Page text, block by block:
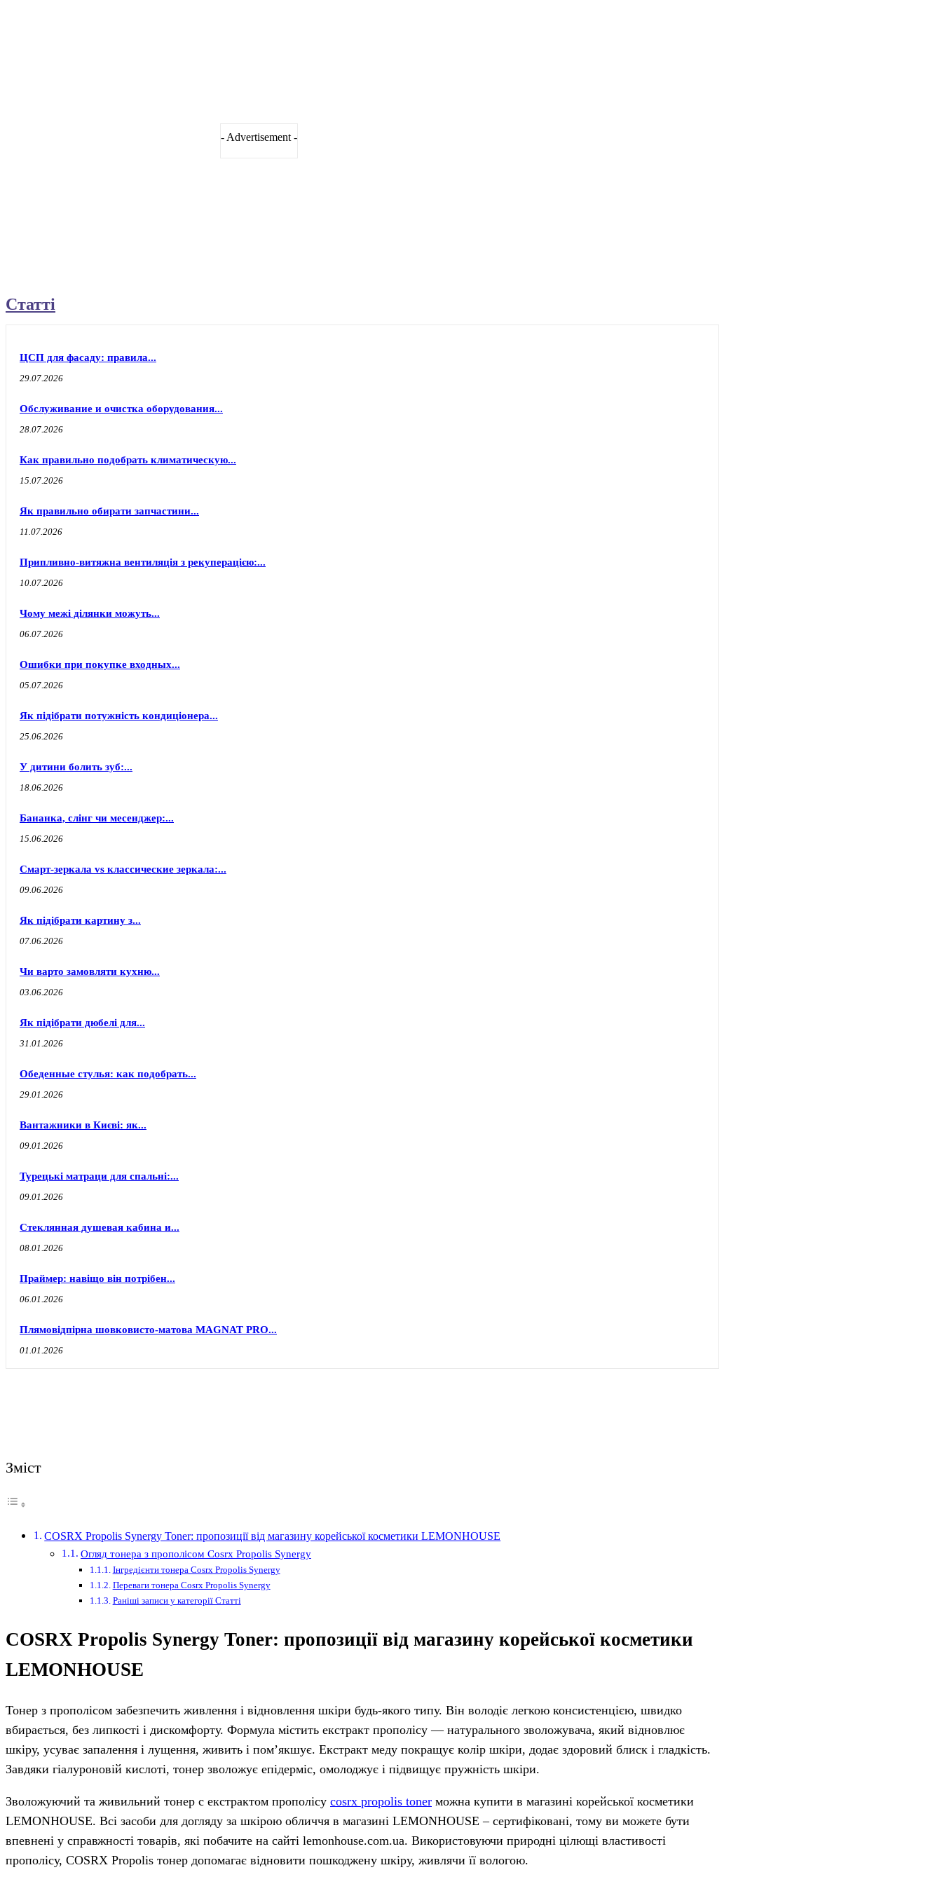
- Advertisement -
Статті
ЦСП для фасаду: правила...
29.07.2026
Обслуживание и очистка оборудования...
28.07.2026
Как правильно подобрать климатическую...
15.07.2026
Як правильно обирати запчастини...
11.07.2026
Припливно-витяжна вентиляція з рекуперацією:...
10.07.2026
Чому межі ділянки можуть...
06.07.2026
Ошибки при покупке входных...
05.07.2026
Як підібрати потужність кондиціонера...
25.06.2026
У дитини болить зуб:...
18.06.2026
Бананка, слінг чи месенджер:...
15.06.2026
Смарт-зеркала vs классические зеркала:...
09.06.2026
Як підібрати картину з...
07.06.2026
Чи варто замовляти кухню...
03.06.2026
Як підібрати дюбелі для...
31.01.2026
Обеденные стулья: как подобрать...
29.01.2026
Вантажники в Києві: як...
09.01.2026
Турецькі матраци для спальні:...
09.01.2026
Стеклянная душевая кабина и...
08.01.2026
Праймер: навіщо він потрібен...
06.01.2026
Плямовідпірна шовковисто-матова MAGNAT PRO...
01.01.2026
Зміст
COSRX Propolis Synergy Toner: пропозиції від магазину корейської косметики LEMONHOUSE
Огляд тонера з прополісом Cosrx Propolis Synergy
Інгредієнти тонера Cosrx Propolis Synergy
Переваги тонера Cosrx Propolis Synergy
Раніші записи у категорії Статті
COSRX Propolis Synergy Toner: пропозиції від магазину корейської косметики
LEMONHOUSE
Тонер з прополісом забезпечить живлення і відновлення шкіри будь-якого типу. Він володіє легкою консистенцією, швидко
вбирається, без липкості і дискомфорту. Формула містить екстракт прополісу ― натурального зволожувача, який відновлює
шкіру, усуває запалення і лущення, живить і пом’якшує. Екстракт меду покращує колір шкіри, додає здоровий блиск і гладкість.
Завдяки гіалуроновій кислоті, тонер зволожує епідерміс, омолоджує і підвищує пружність шкіри.
Зволожуючий та живильний тонер с екстрактом прополісу cosrx propolis toner можна купити в магазині корейської косметики
LEMONHOUSE. Всі засоби для догляду за шкірою обличчя в магазині LEMONHOUSE – сертифіковані, тому ви можете бути
впевнені у справжності товарів, які побачите на сайті lemonhouse.com.ua. Використовуючи природні цілющі властивості
прополісу, COSRX Propolis тонер допомагає відновити пошкоджену шкіру, живлячи її вологою.